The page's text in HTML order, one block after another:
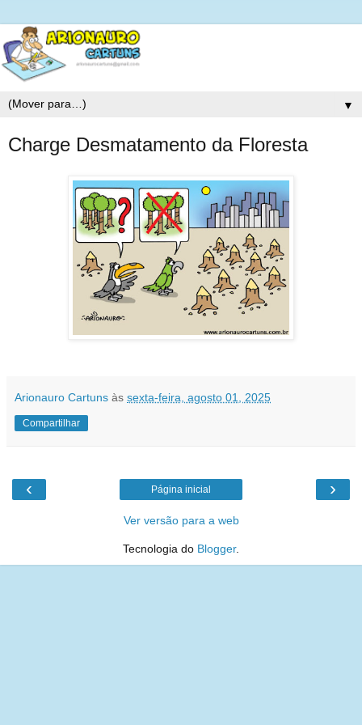
▼
Charge Desmatamento da Floresta
Arionauro Cartuns às sexta-feira, agosto 01, 2025
Compartilhar
‹ ›
Página inicial
Ver versão para a web
Tecnologia do Blogger.